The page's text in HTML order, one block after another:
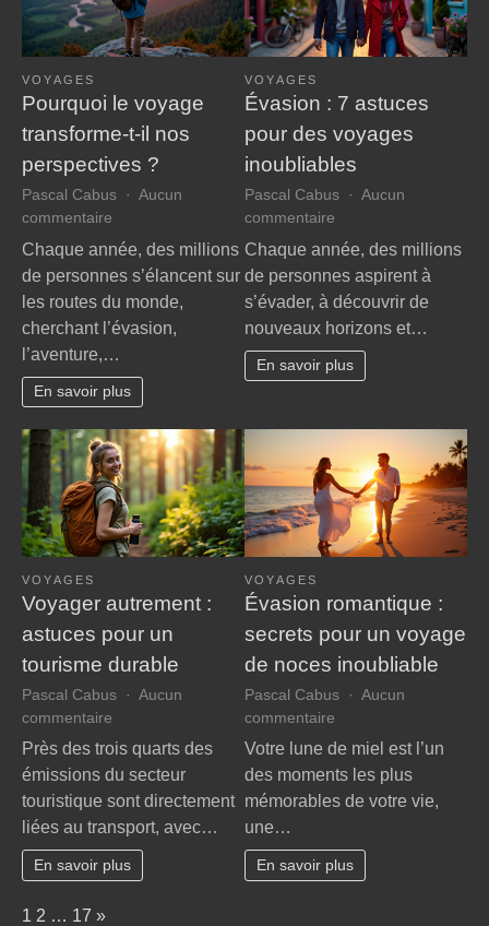
VOYAGES
Pourquoi le voyage
transforme-t-il nos
perspectives ?
Pascal Cabus
Aucun
commentaire
Pourquoi
voyage
transforme-
t-
nos
perspectives
Chaque année, des millions
de personnes s’élancent sur
les routes du monde,
cherchant l’évasion,
l’aventure,…
En savoir plus
VOYAGES
Évasion : 7 astuces
pour des voyages
inoubliables
Pascal Cabus
Aucun
commentaire
Évasion
7
astuces
pour
des
voyages
Chaque année, des millions
de personnes aspirent à
s’évader, à découvrir de
nouveaux horizons et…
En savoir plus
VOYAGES
Voyager autrement :
astuces pour un
tourisme durable
Pascal Cabus
Aucun
commentaire
Voyager
autrement
:
astuces
pour
un
tourisme
Près des trois quarts des
émissions du secteur
touristique sont directement
liées au transport, avec…
En savoir plus
VOYAGES
Évasion romantique :
secrets pour un voyage
de noces inoubliable
Pascal Cabus
Aucun
commentaire
Évasion
:
secrets
un
voyage
Votre lune de miel est l’un
des moments les plus
mémorables de votre vie,
une…
En savoir plus
Page:
1 2 … 17 Next
»